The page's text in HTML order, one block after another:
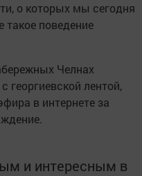
о которых мы сегодня
такое поведение
Челнах
георгиевской лентой,
в интернете за
и интересным в